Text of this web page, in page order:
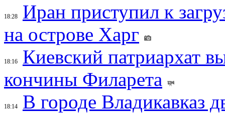
18:28
Иран приступил к
на острове Харг
18:16
Киевский патриархат
кончины Филарета
18:14
В городе Владикавказ